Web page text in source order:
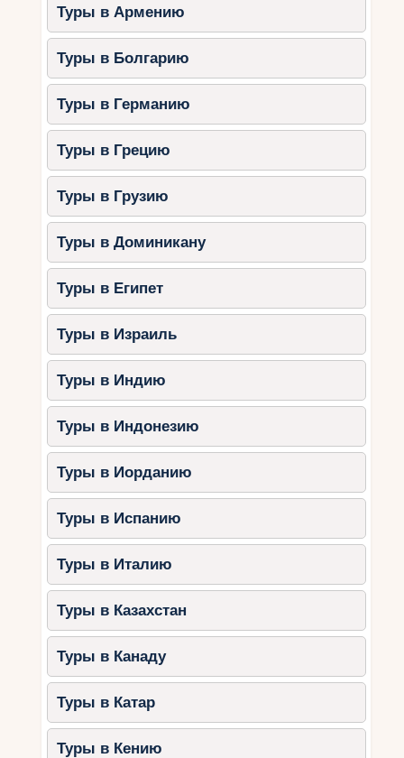
Туры в Армению
Туры в Болгарию
Туры в Германию
Туры в Грецию
Туры в Грузию
Туры в Доминикану
Туры в Египет
Туры в Израиль
Туры в Индию
Туры в Индонезию
Туры в Иорданию
Туры в Испанию
Туры в Италию
Туры в Казахстан
Туры в Канаду
Туры в Катар
Туры в Кению